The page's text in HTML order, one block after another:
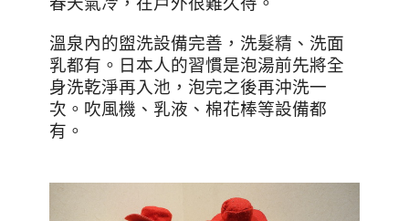
溫泉內的盥洗設備完善，洗髮精、洗面
乳都有。日本人的習慣是泡湯前先將全
身洗乾淨再入池，泡完之後再沖洗一
次。吹風機、乳液、棉花棒等設備都
有。